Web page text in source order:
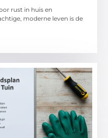
rust in huis en
moderne leven is de